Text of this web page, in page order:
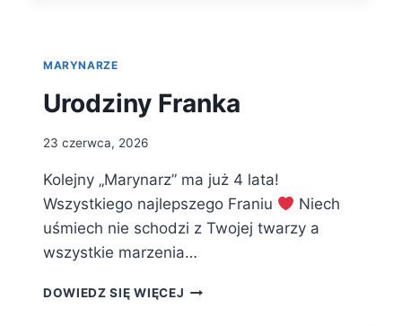
MARYNARZE
Urodziny Franka
23 czerwca, 2026
Kolejny „Marynarz” ma już 4 lata!
Wszystkiego najlepszego Franiu
Niech
uśmiech nie schodzi z Twojej twarzy a
wszystkie marzenia…
DOWIEDZ SIĘ WIĘCEJ URODZINY